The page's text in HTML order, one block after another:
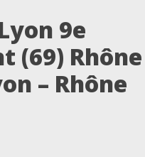
9e
(69) Rhône
– Rhône